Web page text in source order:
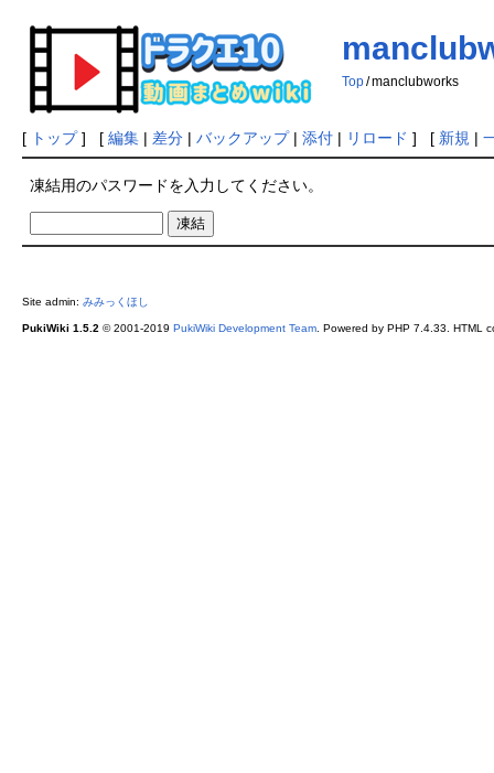
Top /manclubworks
[ トップ] [ 編集| 差分| バックアップ| 添付| リロード ] [ 新規 |
凍結用のパスワードを入力してください。
Site admin: みみっくほし
PukiWiki 1.5.2© 2001-2019 PukiWiki Development Team. Powered by PHP 7.4.33. HTML